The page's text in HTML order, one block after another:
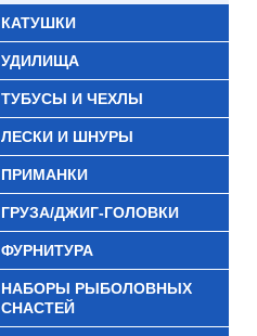
КАТУШКИ
УДИЛИЩА
ТУБУСЫ И ЧЕХЛЫ
ЛЕСКИ И ШНУРЫ
ПРИМАНКИ
ГРУЗА/ДЖИГ-ГОЛОВКИ
ФУРНИТУРА
НАБОРЫ РЫБОЛОВНЫХ
СНАСТЕЙ